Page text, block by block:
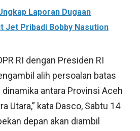
Laporan Dugaan
Jet Pribadi Bobby Nasution
RI dengan Presiden RI
alih persoalan batas
antara Provinsi Aceh
Utara,” kata Dasco, Sabtu 14
depan akan diambil